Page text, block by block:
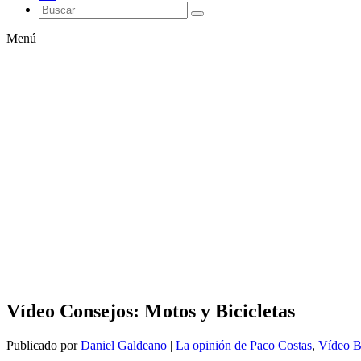
Menú
Vídeo Consejos: Motos y Bicicletas
Publicado porDaniel Galdeano | La opinión de Paco Costas, Vídeo